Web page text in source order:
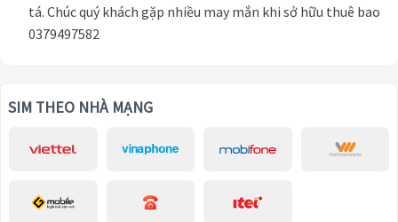
tá. Chúc quý khách gặp nhiều may mắn khi sở hữu thuê bao
0379497582
SIM THEO NHÀ MẠNG